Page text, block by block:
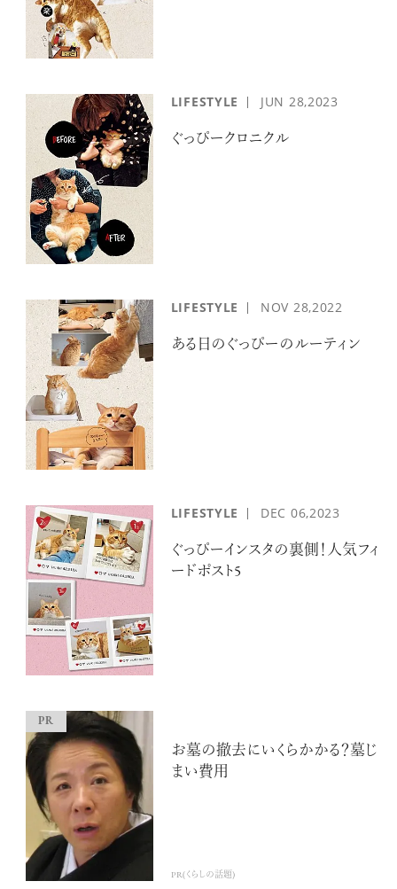
LIFESTYLE JUN 28,2023
ぐっぴークロニクル
LIFESTYLE NOV 28,2022
ある日のぐっぴーのルーティン
LIFESTYLE DEC 06,2023
ぐっぴーインスタの裏側！人気フィ
ードポスト5
お墓の撤去にいくらかかる？墓じ
まい費用
PR(くらしの話題)